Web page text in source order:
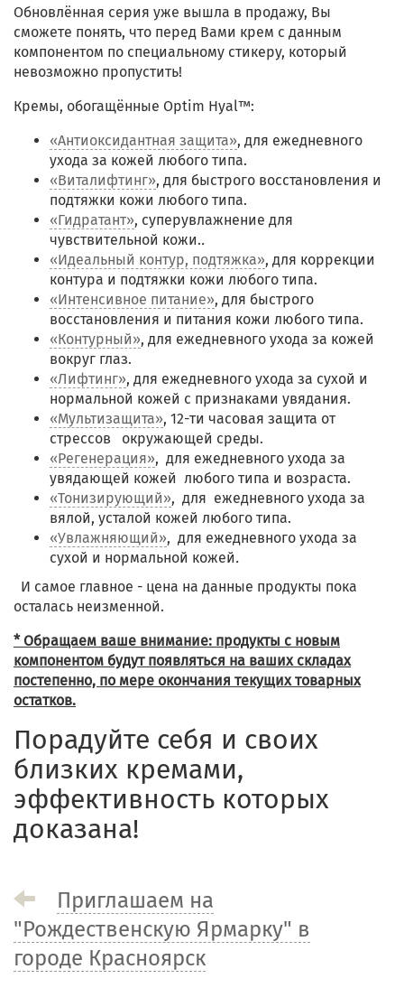
Обновлённая серия уже вышла в продажу, Вы
сможете понять, что перед Вами крем с данным
компонентом по специальному стикеру, который
невозможно пропустить!
Кремы, обогащённые Optim Hyal™:
«Антиоксидантная защита», для ежедневного
ухода за кожей любого типа.
«Виталифтинг», для быстрого восстановления и
подтяжки кожи любого типа.
«Гидратант», суперувлажнение для
чувствительной кожи..
«Идеальный контур, подтяжка», для коррекции
контура и подтяжки кожи любого типа.
«Интенсивное питание», для быстрого
восстановления и питания кожи любого типа.
«Контурный», для ежедневного ухода за кожей
вокруг глаз.
«Лифтинг», для ежедневного ухода за сухой и
нормальной кожей с признаками увядания.
«Мультизащита», 12-ти часовая защита от
стрессов окружающей среды.
«Регенерация», для ежедневного ухода за
увядающей кожей любого типа и возраста.
«Тонизирующий», для ежедневного ухода за
вялой, усталой кожей любого типа.
«Увлажняющий», для ежедневного ухода за
сухой и нормальной кожей.
И самое главное - цена на данные продукты пока
осталась неизменной.
* Обращаем ваше внимание: продукты с новым
компонентом будут появляться на ваших складах
постепенно, по мере окончания текущих товарных
остатков.
Порадуйте себя и своих
близких кремами,
эффективность которых
доказана!
Приглашаем на
"Рождественскую Ярмарку" в
городе Красноярск